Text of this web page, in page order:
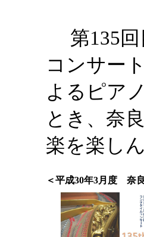
第135回
コンサー
よるピア
とき、奈
楽を楽し
＜平成30年3月度 奈